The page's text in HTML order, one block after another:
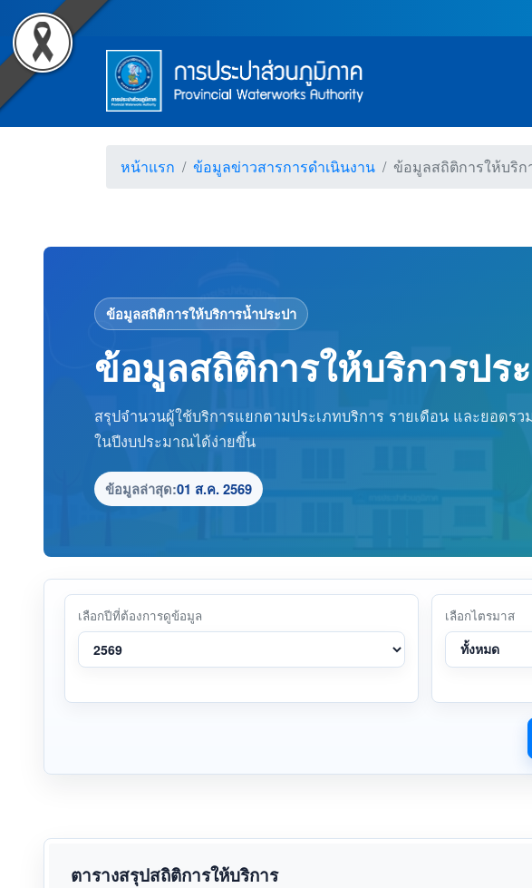
ข้อมูลสถิติการให้บริการประชาช
ข้ามไปยังเนื้อหา (Skip to content)
ข้ามไปยังเมนู (Skip to menu)
หน้าค้นหาข้อมูลในเว็บไซต์ (Search)
หน้าแผนผังเว็บไซต์ (Sitemap)
ตัวช่วยเหลือการเข้าถึงเว็บไซต์
หน้าหลักหรือโฮมเพจ
หน้าคำถามยอดฮิต
Top Menu
Main Menuตราสัญลักษณ์ และค่านิยม การประปาส่วนภูมิภ
หน้าแรก ข้อมูลข่าวสารการดำเนินงาน ข้อมูลสถิติการให้บริ
ข้อมูลสถิติการให้บริการน้ำประปา
ข้อมูลสถิติการให้บริการปร
สรุปจำนวนผู้ใช้บริการแยกตามประเภทบริการ รายเดือน และยอดร
ในปีงบประมาณได้ง่ายขึ้น
ข้อมูลล่าสุด:01 ส.ค. 2569
เลือกปีที่ต้องการดูข้อมูล เลือกไตรมาส
ตารางสรุปสถิติการให้บริการ